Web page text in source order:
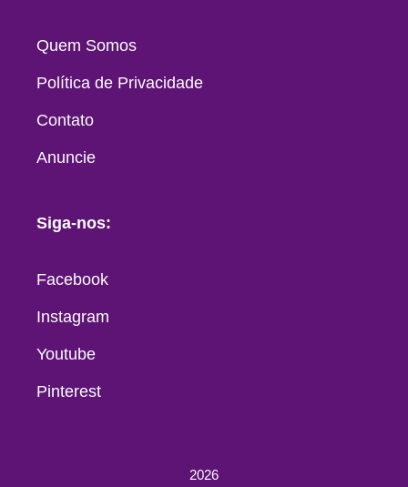
Quem Somos
Política de Privacidade
Contato
Anuncie
Siga-nos:
Facebook
Instagram
Youtube
Pinterest
2026